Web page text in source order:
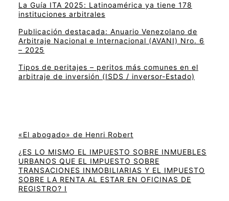
La Guía ITA 2025: Latinoamérica ya tiene 178
instituciones arbitrales
Publicación destacada: Anuario Venezolano de
Arbitraje Nacional e Internacional (AVANI) Nro. 6
– 2025
Tipos de peritajes – peritos más comunes en el
arbitraje de inversión (ISDS / inversor-Estado)
«El abogado» de Henri Robert
¿ES LO MISMO EL IMPUESTO SOBRE INMUEBLES
URBANOS QUE EL IMPUESTO SOBRE
TRANSACIONES INMOBILIARIAS Y EL IMPUESTO
SOBRE LA RENTA AL ESTAR EN OFICINAS DE
REGISTRO? I